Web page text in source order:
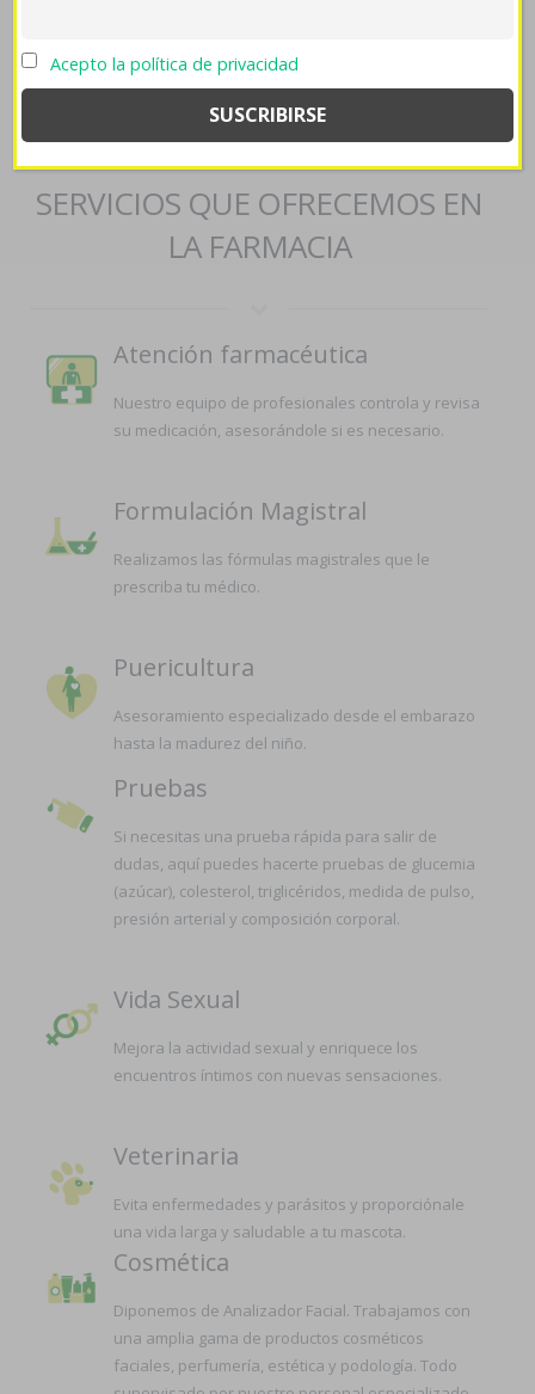
comprar-avana-por-internet-en-españa/
>> farmaciapilarica.es
farmaciapilarica.es>>Vasotec acetensil baripril
crinoren dabonal naprilene renitec espana
SERVICIOS QUE OFRECEMOS EN
LA FARMACIA
Atención farmacéutica
Nuestro equipo de profesionales controla y revisa
su medicación, asesorándole si es necesario.
Formulación Magistral
Realizamos las fórmulas magistrales que le
prescriba tu médico.
Puericultura
Asesoramiento especializado desde el embarazo
hasta la madurez del niño.
Pruebas
Si necesitas una prueba rápida para salir de
dudas, aquí puedes hacerte pruebas de glucemia
(azúcar), colesterol, triglicéridos, medida de pulso,
presión arterial y composición corporal.
Vida Sexual
Mejora la actividad sexual y enriquece los
encuentros íntimos con nuevas sensaciones.
Veterinaria
Evita enfermedades y parásitos y proporciónale
una vida larga y saludable a tu mascota.
Cosmética
Diponemos de Analizador Facial. Trabajamos con
una amplia gama de productos cosméticos
faciales, perfumería, estética y podología. Todo
Acepto la política de privacidad